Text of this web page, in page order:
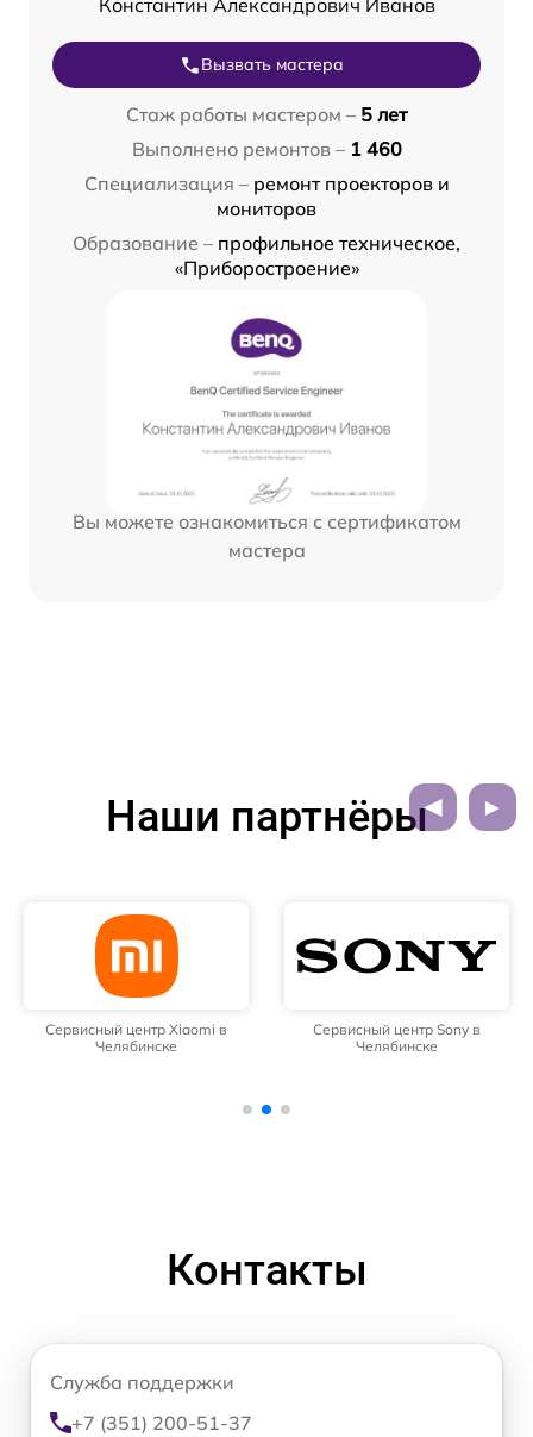
Константин Александрович Иванов
Вызвать мастера
Стаж работы мастером – 5 лет
Выполнено ремонтов – 1 460
Специализация – ремонт проекторов и
мониторов
Образование – профильное техническое,
«Приборостроение»
Вы можете ознакомиться с сертификатом
мастера
Наши партнёры
Сервисный центр Xiaomi в
Челябинске
Сервисный центр Sony в
Челябинске
Контакты
Служба поддержки
+7 (351) 200-51-37